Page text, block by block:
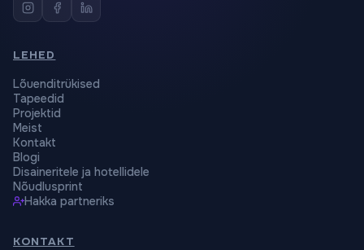
LEHED
Lõuenditrükised
Tapeedid
Projektid
Meist
Kontakt
Blogi
Disaineritele ja hotellidele
Nõudlusprint
Hakka partneriks
KONTAKT